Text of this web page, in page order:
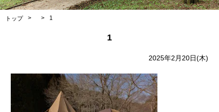
トップ > > 1
1
2025年2月20日(木)